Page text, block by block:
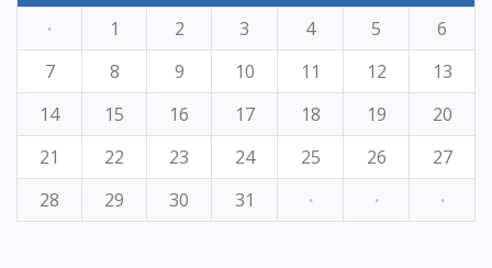
·
1 2 3 4 5
6
7
8 9 10 11 12
13
14
15 16 17 18 19
20
21
22 23 24 25 26
27
28
29 30 31 · · ·